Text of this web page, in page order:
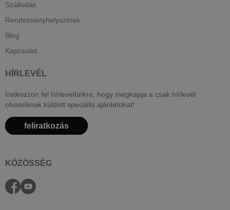
Szállodák
Rendezvényhelyszínek
Blog
Kapcsolat
HÍRLEVÉL
Iratkozzon fel hírlevelünkre, hogy megkapja a csak hírlevél
olvasóknak küldött speciális ajánlatokat!
feliratkozás
KÖZÖSSÉG